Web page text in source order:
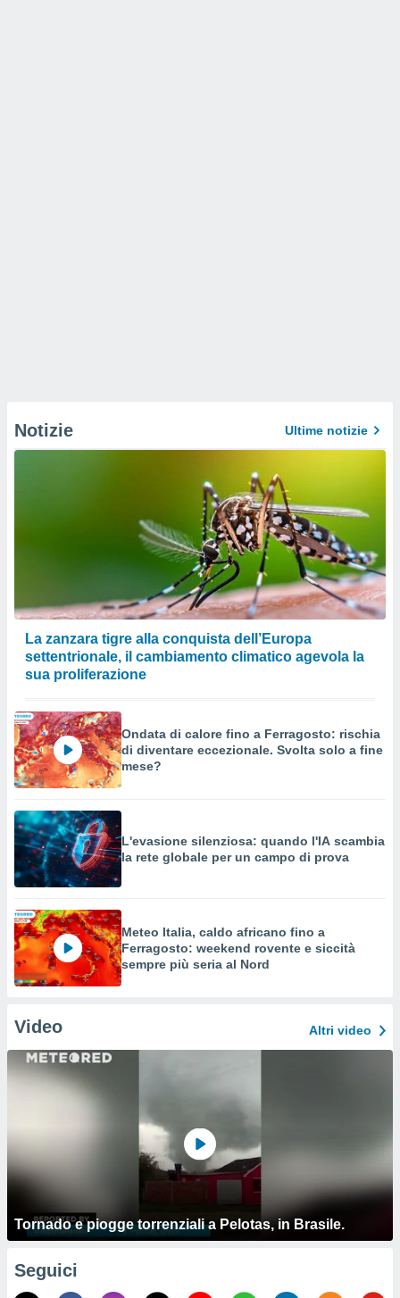
Notizie Ultime notizie
La zanzara tigre alla conquista dell’Europa
settentrionale, il cambiamento climatico agevola la
sua proliferazione
Ondata di calore fino a Ferragosto: rischia
di diventare eccezionale. Svolta solo a fine
mese?
L'evasione silenziosa: quando l'IA scambia
la rete globale per un campo di prova
Meteo Italia, caldo africano fino a
Ferragosto: weekend rovente e siccità
sempre più seria al Nord
Video Altri video
Tornado e piogge torrenziali a Pelotas, in Brasile.
Seguici